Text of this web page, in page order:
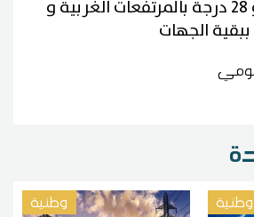
القصوى بين 24 و 28 درجة بالمرتفعات الغربية و
وطنية وطنية